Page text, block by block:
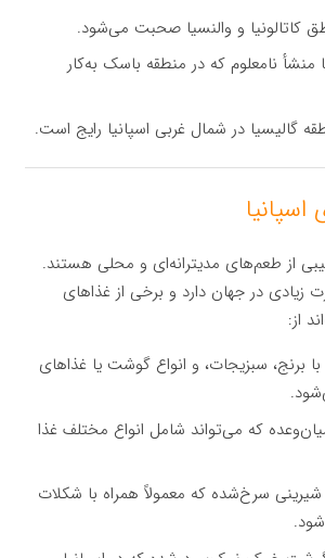
کاتالونیا و والنسیا صحبت می‌شود.
منشأ نامعلوم که در منطقه باسک به‌کار
گالیسیا در شمال غربی اسپانیا رایج است.
از طعم‌های مدیترانه‌ای و محلی هستند.
زیادی در جهان دارد و برخی از غذاهای
از:
برنج، سبزیجات، و انواع گوشت یا غذاهای
که می‌تواند شامل انواع مختلف غذا
سرخ‌شده که معمولاً همراه با شکلات